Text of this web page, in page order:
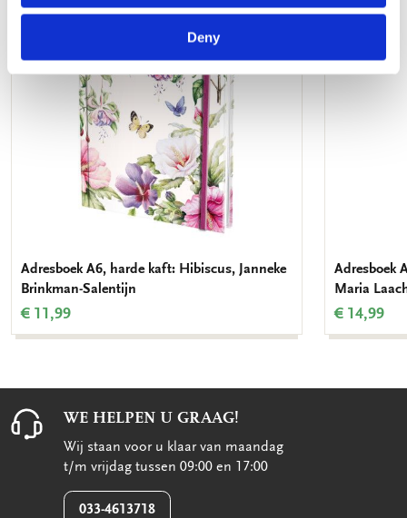
Deny
aan
Adresboek A6, harde kaft: Hibiscus, Janneke
Brinkman-Salentijn
€ 11,99
Adresboek
Maria
€ 14,99
WE HELPEN U GRAAG!
Wij staan voor u klaar van maandag
t/m vrijdag tussen 09:00 en 17:00
033-4613718